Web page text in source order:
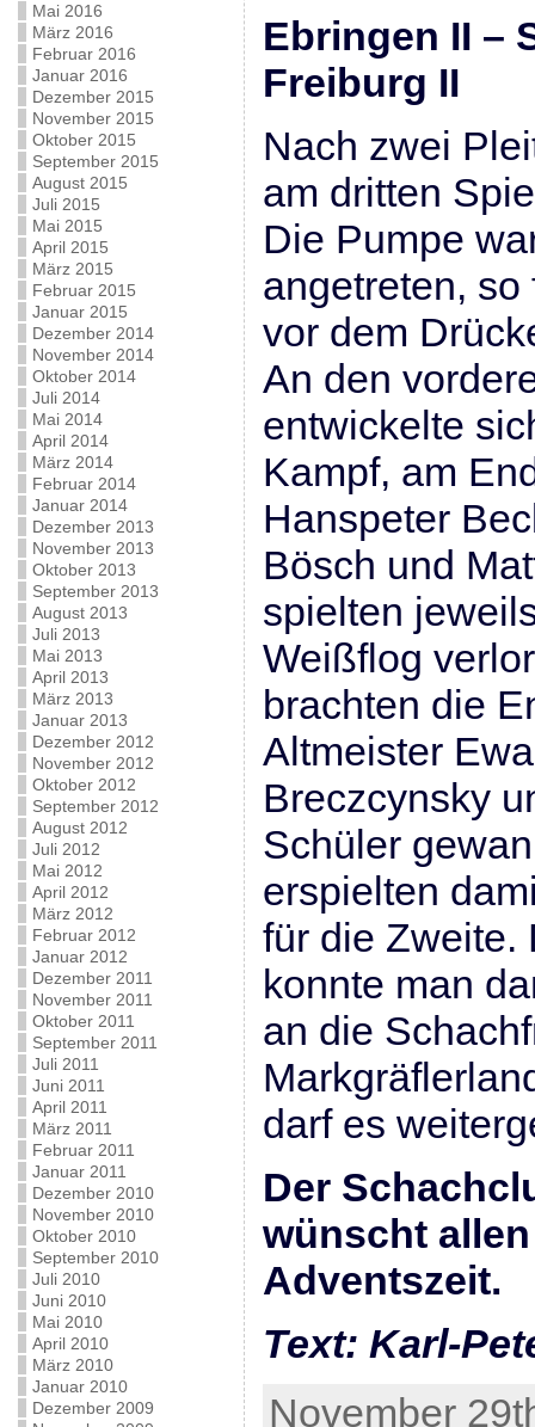
Mai 2016
März 2016
Februar 2016
Januar 2016
Dezember 2015
November 2015
Oktober 2015
September 2015
August 2015
Juli 2015
Mai 2015
April 2015
März 2015
Februar 2015
Januar 2015
Dezember 2014
November 2014
Oktober 2014
Juli 2014
Mai 2014
April 2014
März 2014
Februar 2014
Januar 2014
Dezember 2013
November 2013
Oktober 2013
September 2013
August 2013
Juli 2013
Mai 2013
April 2013
März 2013
Januar 2013
Dezember 2012
November 2012
Oktober 2012
September 2012
August 2012
Juli 2012
Mai 2012
April 2012
März 2012
Februar 2012
Januar 2012
Dezember 2011
November 2011
Oktober 2011
September 2011
Juli 2011
Juni 2011
April 2011
März 2011
Februar 2011
Januar 2011
Dezember 2010
November 2010
Oktober 2010
September 2010
Juli 2010
Juni 2010
Mai 2010
April 2010
März 2010
Januar 2010
Dezember 2009
Ebringen II –
Freiburg
Nach zwei
am dritten
Die Pumpe
angetreten,
vor dem
An den
entwickelte
Kampf, am
Hanspeter
Bösch und
spielten
Weißflog
brachten die
Altmeister
Breczcynsky
Schüler
erspielten
für die Zweite.
konnte man
an die
darf es
Der
wünscht
Adventszeit.
Text: Karl-
November